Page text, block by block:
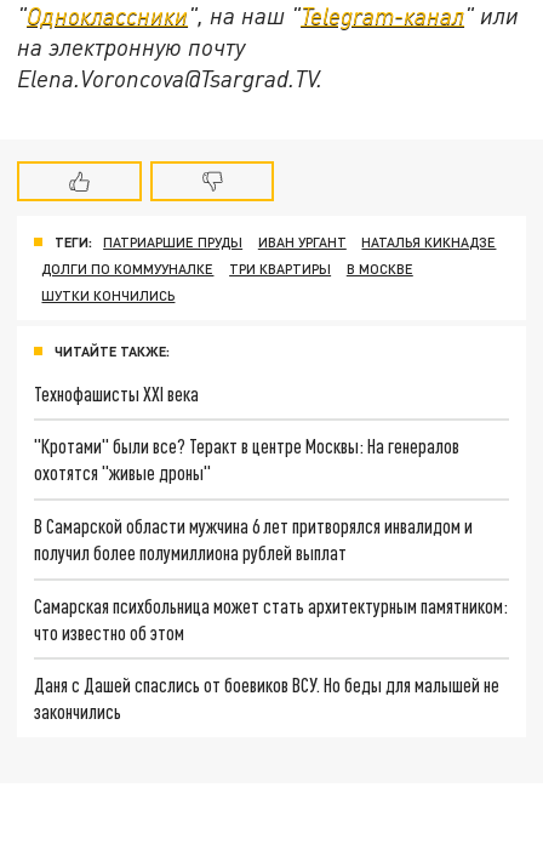
"Одноклассники", на наш "Telegram-канал" или
на электронную почту
Elena.Voroncova@Tsargrad.TV.
ТЕГИ: ПАТРИАРШИЕ ПРУДЫ ИВАН УРГАНТ
НАТАЛЬЯ КИКНАДЗЕ
ДОЛГИ ПО КОММУУНАЛКЕ
ТРИ КВАРТИРЫ
В МОСКВЕ
ШУТКИ КОНЧИЛИСЬ
ЧИТАЙТЕ ТАКЖЕ:
Технофашисты XXI века
"Кротами" были все? Теракт в центре Москвы: На генералов
охотятся "живые дроны"
В Самарской области мужчина 6 лет притворялся инвалидом и
получил более полумиллиона рублей выплат
Самарская психбольница может стать архитектурным памятником:
что известно об этом
Даня с Дашей спаслись от боевиков ВСУ. Но беды для малышей не
закончились